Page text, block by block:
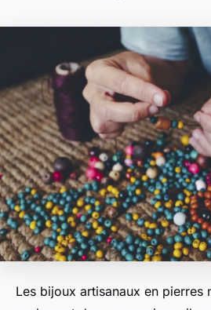
Les bijoux artisanaux en pierres